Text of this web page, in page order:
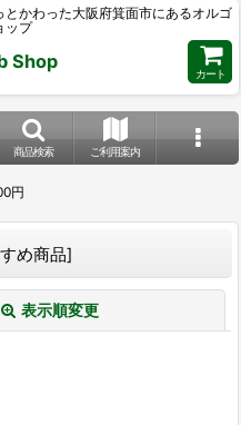
かわった大阪府箕面市にあるオルゴ
ップ
Shop
カート
商品検索 ご利用案内
円
め商品]
表示順変更